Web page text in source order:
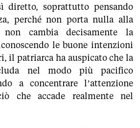
diretto, soprattutto pensando
perché non porta nulla alla
cambia decisamente la
le buone intenzioni
il patriarca ha auspicato che la
nel modo più pacifico
a concentrare l’attenzione
che accade realmente nel